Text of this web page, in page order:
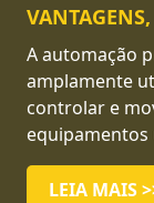
A automação
amplamente
controlar e
LEIA MAIS